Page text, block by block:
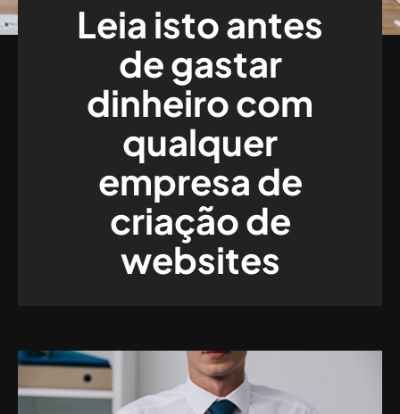
Leia isto antes
de gastar
dinheiro com
qualquer
empresa de
criação de
websites